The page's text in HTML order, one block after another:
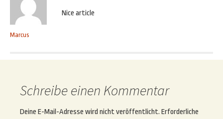
Marcus
Nice article
Schreibe einen Kommentar
Deine E-Mail-Adresse wird nicht veröffentlicht. Erforderliche